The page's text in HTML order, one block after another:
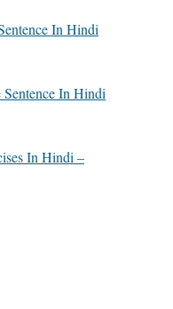
In Hindi
In Hindi
In Hindi –